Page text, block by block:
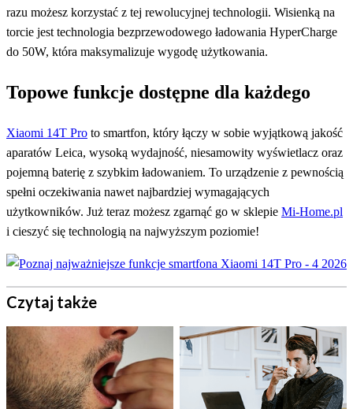
razu możesz korzystać z tej rewolucyjnej technologii. Wisienką na
torcie jest technologia bezprzewodowego ładowania HyperCharge
do 50W, która maksymalizuje wygodę użytkowania.
Topowe funkcje dostępne dla każdego
Xiaomi 14T Pro to smartfon, który łączy w sobie wyjątkową jakość
aparatów Leica, wysoką wydajność, niesamowity wyświetlacz oraz
pojemną baterię z szybkim ładowaniem. To urządzenie z pewnością
spełni oczekiwania nawet najbardziej wymagających
użytkowników. Już teraz możesz zgarnąć go w sklepie Mi-Home.pl
i cieszyć się technologią na najwyższym poziomie!
Czytaj także